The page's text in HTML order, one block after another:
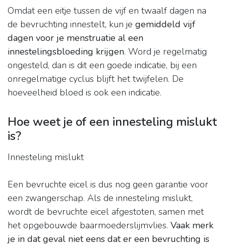
Omdat een eitje tussen de vijf en twaalf dagen na
de bevruchting innestelt, kun je gemiddeld vijf
dagen voor je menstruatie al een
innestelingsbloeding krijgen. Word je regelmatig
ongesteld, dan is dit een goede indicatie, bij een
onregelmatige cyclus blijft het twijfelen. De
hoeveelheid bloed is ook een indicatie.
Hoe weet je of een innesteling mislukt
is?
Innesteling mislukt
Een bevruchte eicel is dus nog geen garantie voor
een zwangerschap. Als de innesteling mislukt,
wordt de bevruchte eicel afgestoten, samen met
het opgebouwde baarmoederslijmvlies. Vaak merk
je in dat geval niet eens dat er een bevruchting is